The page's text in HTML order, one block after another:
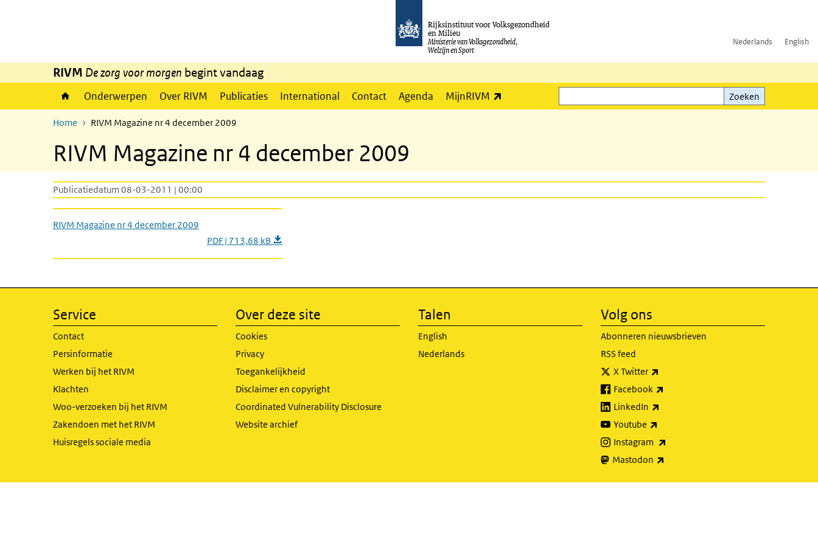
Rijksinstituut voor Volksgezondheid
en Milieu
Ministerie van Volksgezondheid,
Welzijn en Sport
Nederlands English
RIVM De zorg voor morgen begint vandaag
Onderwerpen Over RIVM Publicaties International Contact Agenda MijnRIVM
Zoeken
Zoeken
Home RIVM Magazine nr 4 december 2009
RIVM Magazine nr 4 december 2009
Publicatiedatum 08-03-2011 | 00:00
RIVM Magazine nr 4 december 2009
PDF | 713,68 kB
Service
Contact
Persinformatie
Werken bij het RIVM
Klachten
Woo-verzoeken bij het RIVM
Zakendoen met het RIVM
Huisregels sociale media
Over deze site
Cookies
Privacy
Toegankelijkheid
Disclaimer en copyright
Coordinated Vulnerability Disclosure
Website archief
Talen
English
Nederlands
Volg ons
Abonneren nieuwsbrieven
RSS feed
X Twitter
Facebook
LinkedIn
Youtube
Instagram
Mastodon